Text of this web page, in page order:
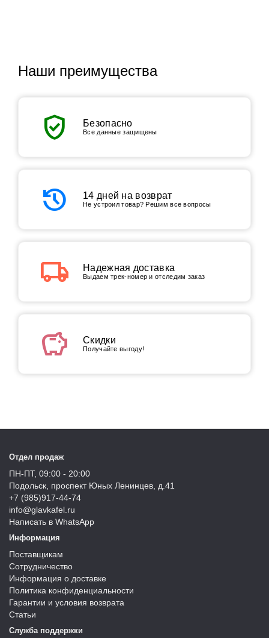
Наши преимущества
verified_user Безопасно
Все данные защищены
history 14 дней на возврат
Не устроил товар? Решим все вопросы
local_shipping Надежная доставка
Выдаем трек-номер и отследим заказ
savings Скидки
Получайте выгоду!
Отдел продаж
ПН-ПТ, 09:00 - 20:00
Подольск, проспект Юных Ленинцев, д.41
+7 (985)917-44-74
info@glavkafel.ru
Написать в WhatsApp
Информация
Поставщикам
Сотрудничество
Информация о доставке
Политика конфиденциальности
Гарантии и условия возврата
Статьи
Служба поддержки